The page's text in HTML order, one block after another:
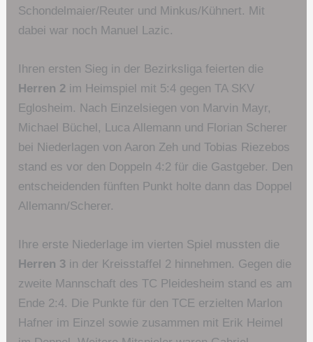
Schondelmaier/Reuter und Minkus/Kühnert. Mit
dabei war noch Manuel Lazic.
Ihren ersten Sieg in der Bezirksliga feierten die
Herren 2 im Heimspiel mit 5:4 gegen TA SKV
Eglosheim. Nach Einzelsiegen von Marvin Mayr,
Michael Büchel, Luca Allemann und Florian Scherer
bei Niederlagen von Aaron Zeh und Tobias Riezebos
stand es vor den Doppeln 4:2 für die Gastgeber. Den
entscheidenden fünften Punkt holte dann das Doppel
Allemann/Scherer.
Ihre erste Niederlage im vierten Spiel mussten die
Herren 3 in der Kreisstaffel 2 hinnehmen. Gegen die
zweite Mannschaft des TC Pleidesheim stand es am
Ende 2:4. Die Punkte für den TCE erzielten Marlon
Hafner im Einzel sowie zusammen mit Erik Heimel